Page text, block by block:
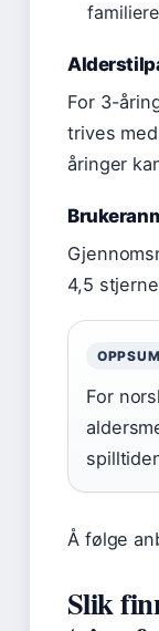
For 3-
trives
åringer
4,5
For
Å følge
Slik